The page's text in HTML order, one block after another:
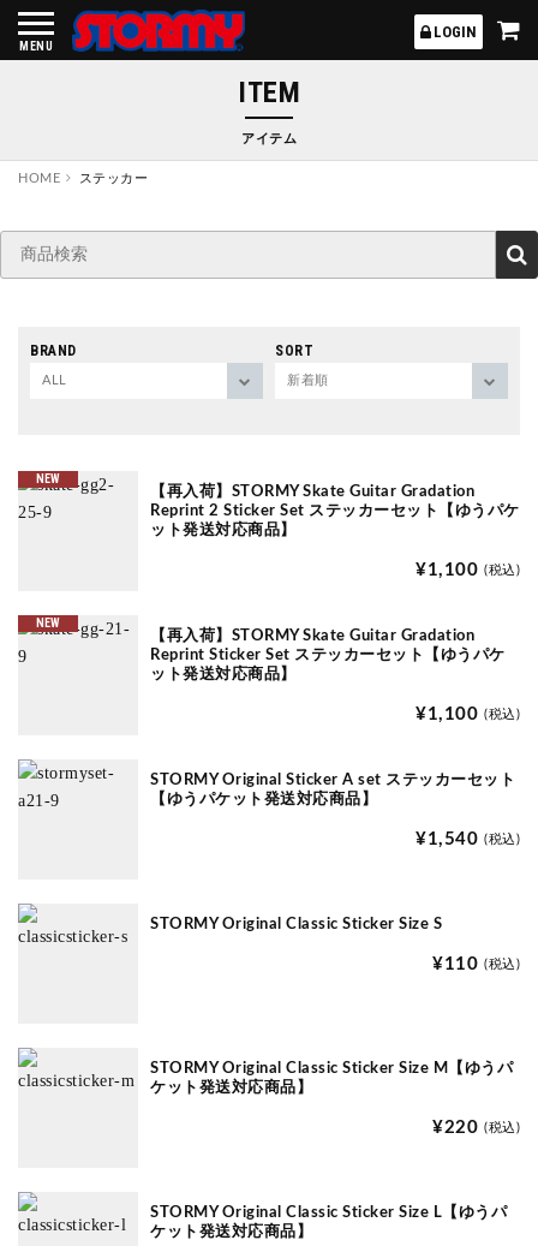
MENU
LOGIN
ITEM
アイテム
HOME ステッカー
BRAND SORT
NEW
【再入荷】STORMY Skate Guitar Gradation
Reprint 2 Sticker Set ステッカーセット【ゆうパケ
ット発送対応商品】
¥1,100 (税込)
NEW
【再入荷】STORMY Skate Guitar Gradation
Reprint Sticker Set ステッカーセット【ゆうパケ
ット発送対応商品】
¥1,100 (税込)
STORMY Original Sticker A set ステッカーセット
【ゆうパケット発送対応商品】
¥1,540 (税込)
STORMY Original Classic Sticker Size S
¥110 (税込)
STORMY Original Classic Sticker Size M【ゆうパ
ケット発送対応商品】
¥220 (税込)
STORMY Original Classic Sticker Size L【ゆうパ
ケット発送対応商品】